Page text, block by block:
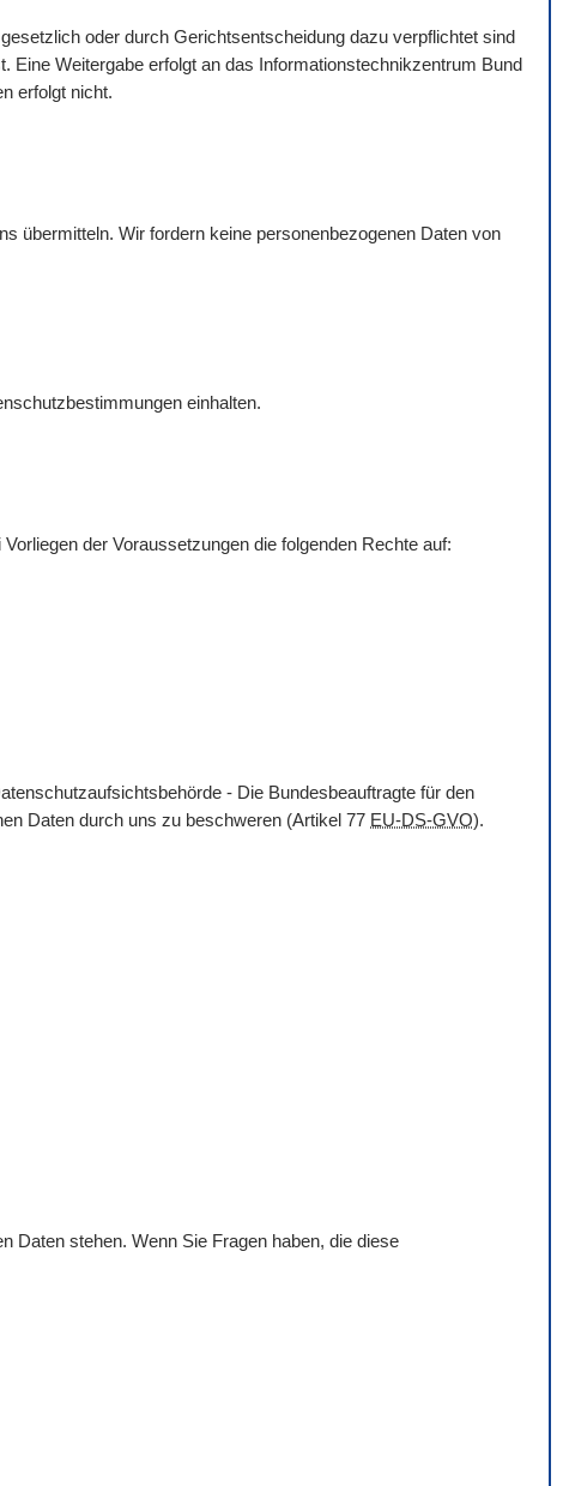
oder durch Gerichtsentscheidung dazu verpflichtet sind
Eine Weitergabe erfolgt an das Informationstechnikzentrum Bund
erfolgt nicht.
übermitteln. Wir fordern keine personenbezogenen Daten von
einhalten.
der Voraussetzungen die folgenden Rechte auf:
- Die Bundesbeauftragte für den
Daten durch uns zu beschweren (Artikel 77 EU-DS-GVO).
Daten stehen. Wenn Sie Fragen haben, die diese